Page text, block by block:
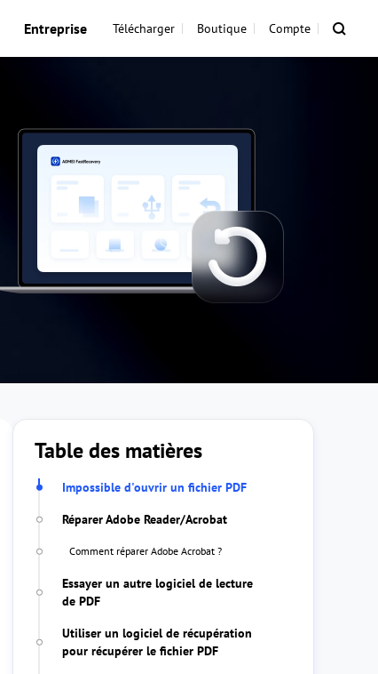
Entreprise Télécharger Boutique Compte
Table des matières
Impossible d'ouvrir un fichier PDF
Réparer Adobe Reader/Acrobat
Comment réparer Adobe Acrobat ?
Essayer un autre logiciel de lecture
de PDF
Utiliser un logiciel de récupération
pour récupérer le fichier PDF